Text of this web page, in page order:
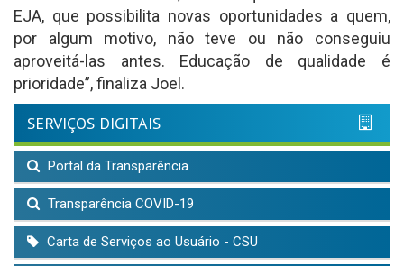
EJA, que possibilita novas oportunidades a quem,
por algum motivo, não teve ou não conseguiu
aproveitá-las antes. Educação de qualidade é
prioridade”, finaliza Joel.
SERVIÇOS DIGITAIS
Portal da Transparência
Transparência COVID-19
Carta de Serviços ao Usuário - CSU